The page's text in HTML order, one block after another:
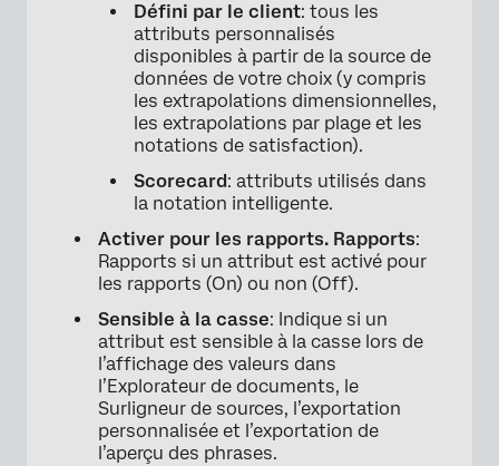
×
Défini par le client: tous les
attributs personnalisés
disponibles à partir de la source de
données de votre choix (y compris
les extrapolations dimensionnelles,
les extrapolations par plage et les
notations de satisfaction).
Scorecard: attributs utilisés dans
la notation intelligente.
Activer pour les rapports. Rapports:
Rapports si un attribut est activé pour
les rapports (On) ou non (Off).
Sensible à la casse: Indique si un
attribut est sensible à la casse lors de
l’affichage des valeurs dans
l’Explorateur de documents, le
Surligneur de sources, l’exportation
personnalisée et l’exportation de
l’aperçu des phrases.